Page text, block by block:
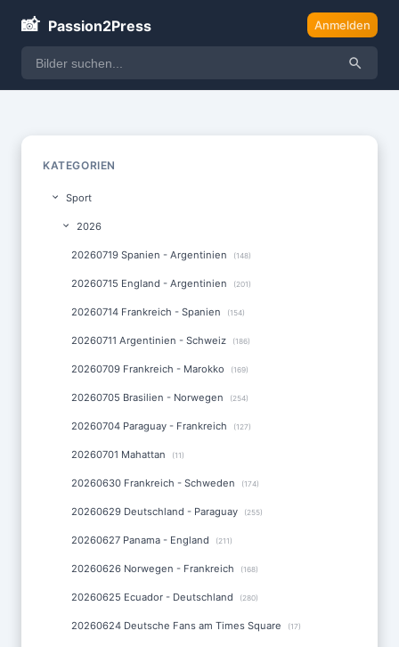
📸 Passion2Press Anmelden
KATEGORIEN
Sport
2026
20260719 Spanien - Argentinien (148)
20260715 England - Argentinien (201)
20260714 Frankreich - Spanien (154)
20260711 Argentinien - Schweiz (186)
20260709 Frankreich - Marokko (169)
20260705 Brasilien - Norwegen (254)
20260704 Paraguay - Frankreich (127)
20260701 Mahattan (11)
20260630 Frankreich - Schweden (174)
20260629 Deutschland - Paraguay (255)
20260627 Panama - England (211)
20260626 Norwegen - Frankreich (168)
20260625 Ecuador - Deutschland (280)
20260624 Deutsche Fans am Times Square (17)